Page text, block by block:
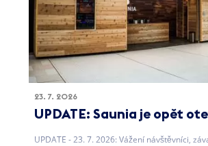
23. 7. 2026
UPDATE: Saunia je opět
UPDATE - 23. 7. 2026: Vážení návštěvníci,